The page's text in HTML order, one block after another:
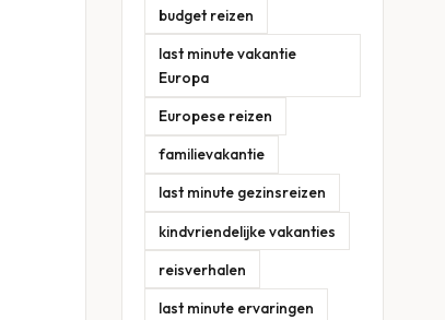
budget reizen
last minute vakantie
Europa
Europese reizen
familievakantie
last minute gezinsreizen
kindvriendelijke vakanties
reisverhalen
last minute ervaringen